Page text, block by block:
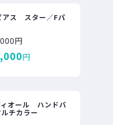
ス スター／Fパ
円
円
オール ハンドバ
チカラー